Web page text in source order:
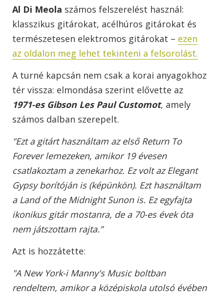
Al Di Meola számos felszerelést használ:
klasszikus gitárokat, acélhúros gitárokat és
természetesen elektromos gitárokat – ezen
az oldalon meg lehet tekinteni a felsorolást.
A turné kapcsán nem csak a korai anyagokhoz
tér vissza: elmondása szerint elővette az
1971-es Gibson Les Paul Customot, amely
számos dalban szerepelt.
"Ezt a gitárt használtam az első Return To
Forever lemezeken, amikor 19 évesen
csatlakoztam a zenekarhoz. Ez volt az Elegant
Gypsy borítóján is (képünkön). Ezt használtam
a Land of the Midnight Sunon is. Ez egyfajta
ikonikus gitár mostanra, de a 70-es évek óta
nem játszottam rajta.”
Azt is hozzátette:
"A New York-i Manny's Music boltban
rendeltem, amikor a középiskola utolsó évében